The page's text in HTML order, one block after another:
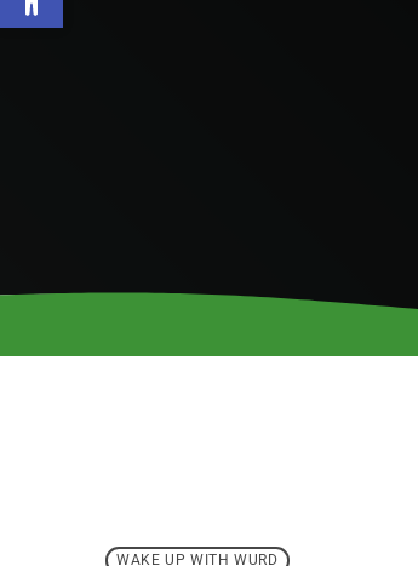
WAKE UP WITH WURD